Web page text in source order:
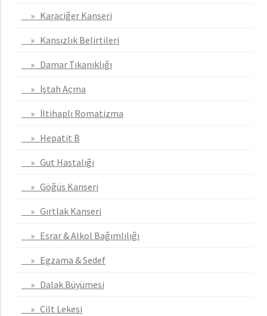
» Karaciğer Kanseri
» Kansızlık Belirtileri
» Damar Tıkanıklığı
» İştah Açma
» İltihaplı Romatizma
» Hepatit B
» Gut Hastalığı
» Göğüs Kanseri
» Gırtlak Kanseri
» Esrar & Alkol Bağımlılığı
» Egzama & Sedef
» Dalak Büyümesi
» Cilt Lekesi